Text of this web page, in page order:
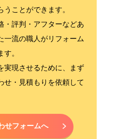
ことができます。
・評判・アフターなどあ
一流の職人がリフォーム
。
実現させるために、まず
せ・見積もりを依頼して
せフォームへ